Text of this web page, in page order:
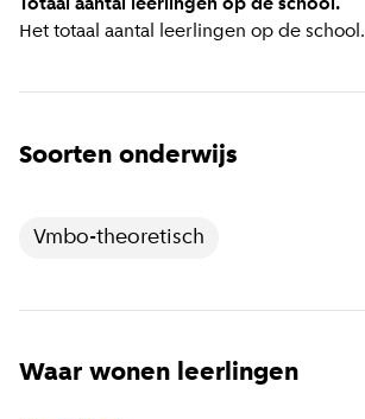
Totaal aantal leerlingen op de school.
Het totaal aantal leerlingen op de school.
Soorten onderwijs
Vmbo-theoretisch
Waar wonen leerlingen